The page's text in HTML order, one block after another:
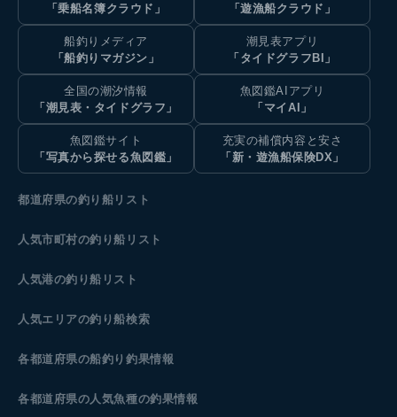
「乗船名簿クラウド」
「遊漁船クラウド」
船釣りメディア
「船釣りマガジン」
潮見表アプリ
「タイドグラフBI」
全国の潮汐情報
「潮見表・タイドグラフ」
魚図鑑AIアプリ
「マイAI」
魚図鑑サイト
「写真から探せる魚図鑑」
充実の補償内容と安さ
「新・遊漁船保険DX」
都道府県の釣り船リスト
人気市町村の釣り船リスト
人気港の釣り船リスト
人気エリアの釣り船検索
各都道府県の船釣り釣果情報
各都道府県の人気魚種の釣果情報